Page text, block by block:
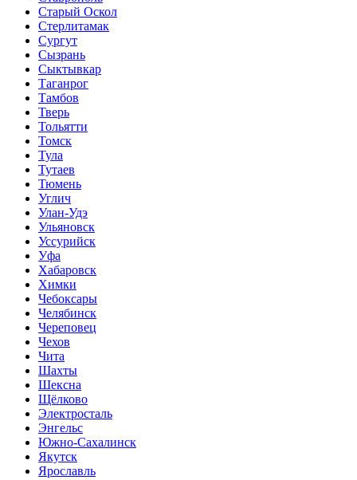
Старый Оскол
Стерлитамак
Сургут
Сызрань
Сыктывкар
Таганрог
Тамбов
Тверь
Тольятти
Томск
Тула
Тутаев
Тюмень
Углич
Улан-Удэ
Ульяновск
Уссурийск
Уфа
Хабаровск
Химки
Чебоксары
Челябинск
Череповец
Чехов
Чита
Шахты
Шексна
Щёлково
Электросталь
Энгельс
Южно-Сахалинск
Якутск
Ярославль